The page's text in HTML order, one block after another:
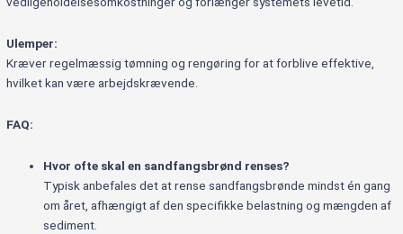
Ulemper:
Kræver regelmæssig tømning og rengøring for at forblive effektive,
hvilket kan være arbejdskrævende.
FAQ:
Hvor ofte skal en sandfangsbrønd renses?
Typisk anbefales det at rense sandfangsbrønde mindst én gang
om året, afhængigt af den specifikke belastning og mængden af
sediment.